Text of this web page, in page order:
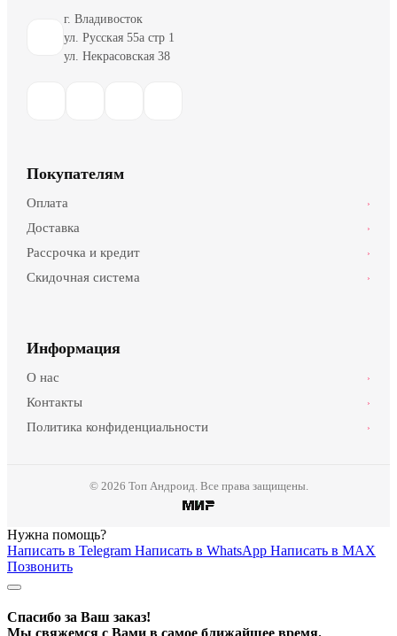
г. Владивосток
ул. Русская 55а стр 1
ул. Некрасовская 38
Покупателям
Оплата ›
Доставка ›
Рассрочка и кредит ›
Скидочная система ›
Информация
О нас ›
Контакты ›
Политика конфиденциальности ›
© 2026 Топ Андроид. Все права защищены.
Нужна помощь?
Написать в Telegram Написать в WhatsApp Написать в MAX
Позвонить
Спасибо за Ваш заказ!
Мы свяжемся с Вами в самое ближайшее время.